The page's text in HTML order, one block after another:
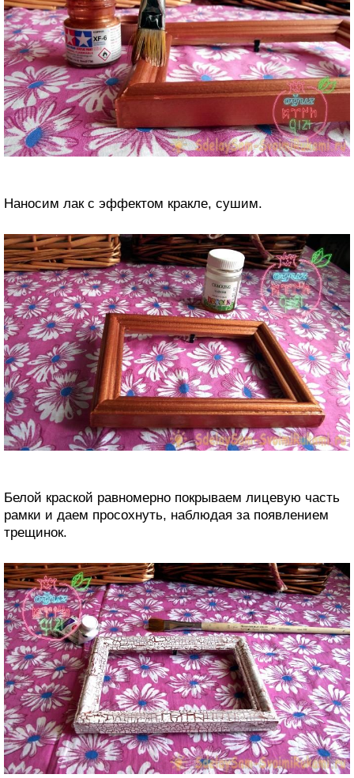
Наносим лак с эффектом кракле, сушим.
Белой краской равномерно покрываем лицевую часть
рамки и даем просохнуть, наблюдая за появлением
трещинок.